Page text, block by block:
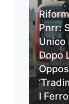
Pnrr:
Unico
Dopo
I